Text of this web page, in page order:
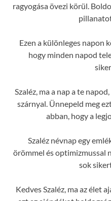
ragyogása övezi körül.
Ezen a különleges napon
hogy minden napod
Szaléz, ma a nap a te
szárnyal. Ünnepeld meg
abban, hogy a
Szaléz névnap egy
örömmel és optimizmussal
sok
Kedves Szaléz, ma az élet